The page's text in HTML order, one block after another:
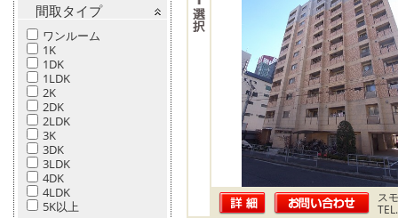
間取タイプ
ワンルーム
1K
1DK
1LDK
2K
2DK
2LDK
3K
3DK
3LDK
4DK
4LDK
5K以上
ス